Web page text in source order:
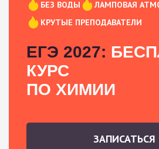
БЕЗ ВОДЫ
ЛАМПОВАЯ
КРУТЫЕ ПРЕПОДАВАТЕЛИ
ЕГЭ 2027:
КУРС
ПО ХИМИИ
ЗАПИСАТЬСЯ